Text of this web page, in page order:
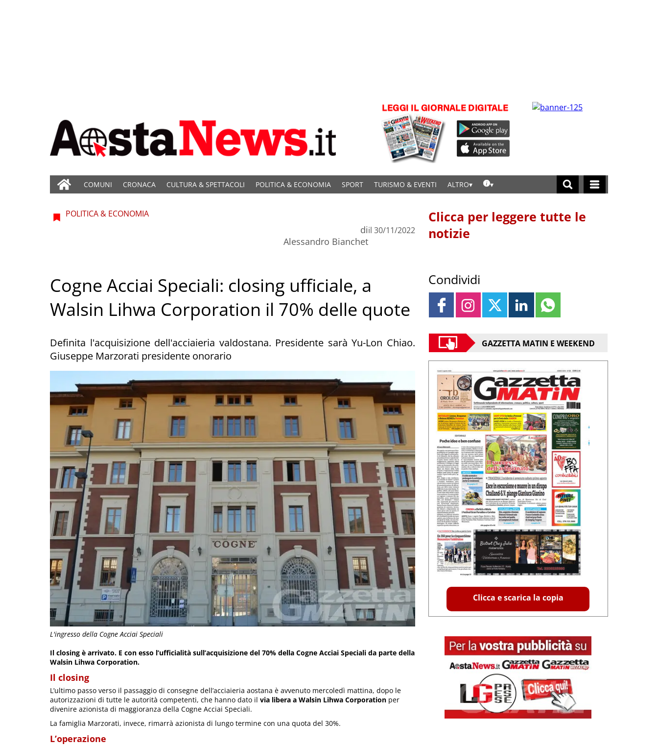
COMUNI CRONACA CULTURA & SPETTACOLI POLITICA & ECONOMIA SPORT TURISMO & EVENTI ALTRO
L'ingresso della Cogne Acciai Speciali
POLITICA & ECONOMIA
di
Alessandro Bianchet
il 30/11/2022
Cogne Acciai Speciali: closing ufficiale, a
Walsin Lihwa Corporation il 70% delle quote
Definita l'acquisizione dell'acciaieria valdostana. Presidente sarà Yu-Lon Chiao.
Giuseppe Marzorati presidente onorario
Il closing è arrivato. E con esso l’ufficialità sull’acquisizione del 70% della Cogne Acciai Speciali da parte della
Walsin Lihwa Corporation.
Il closing
L’ultimo passo verso il passaggio di consegne dell’acciaieria aostana è avvenuto mercoledì mattina, dopo le
autorizzazioni di tutte le autorità competenti, che hanno dato il via libera a Walsin Lihwa Corporation per
divenire azionista di maggioranza della Cogne Acciai Speciali.
La famiglia Marzorati, invece, rimarrà azionista di lungo termine con una quota del 30%.
L’operazione
Clicca per leggere tutte le
notizie
Condividi
GAZZETTA MATIN E WEEKEND
Clicca e scarica la copia